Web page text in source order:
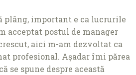
plâng, important e ca lucrurile
acceptat postul de manager
aici m-am dezvoltat ca
profesional. Așadar îmi părea
se spune despre această